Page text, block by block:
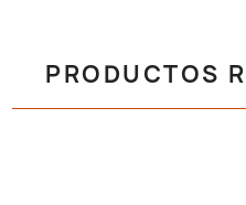
PRODUCTOS